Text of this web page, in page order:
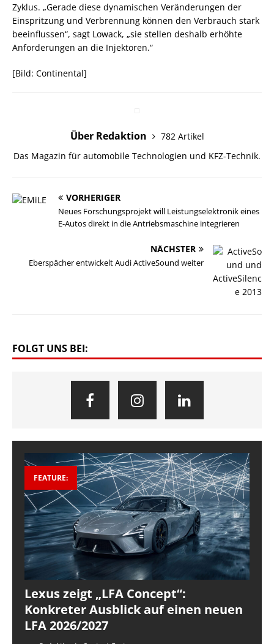
Zyklus. „Gerade diese dynamischen Veränderungen der
Einspritzung und Verbrennung können den Verbrauch stark
beeinflussen“, sagt Lowack, „sie stellen deshalb erhöhte
Anforderungen an die Injektoren.“
[Bild: Continental]
Über Redaktion
782 Artikel
Das Magazin für automobile Technologien und KFZ-Technik.
VORHERIGER
Neues Forschungsprojekt will Leistungselektronik eines
E-Autos direkt in die Antriebsmaschine integrieren
NÄCHSTER
Eberspächer entwickelt Audi ActiveSound weiter
FOLGT UNS BEI:
FEATURE:
Lexus zeigt „LFA Concept“:
Konkreter Ausblick auf einen neuen
LFA 2026/2027